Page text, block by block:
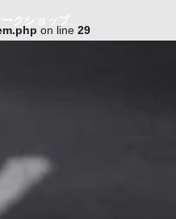
on line 29
ークショップ